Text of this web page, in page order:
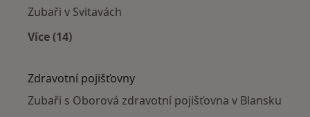
Zubaři v Svitavách
Více (14)
Zdravotní pojišťovny
Zubaři s Oborová zdravotní pojišťovna v Blansku